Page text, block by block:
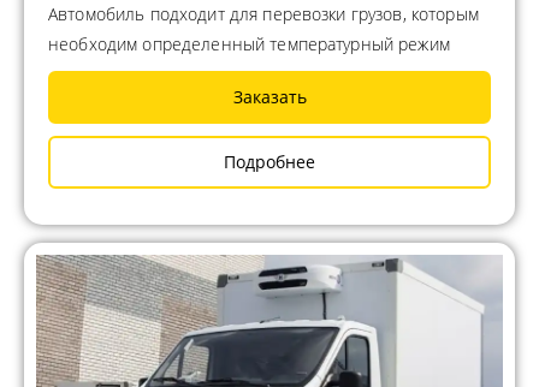
Автомобиль подходит для перевозки грузов, которым
необходим определенный температурный режим
Заказать
Подробнее